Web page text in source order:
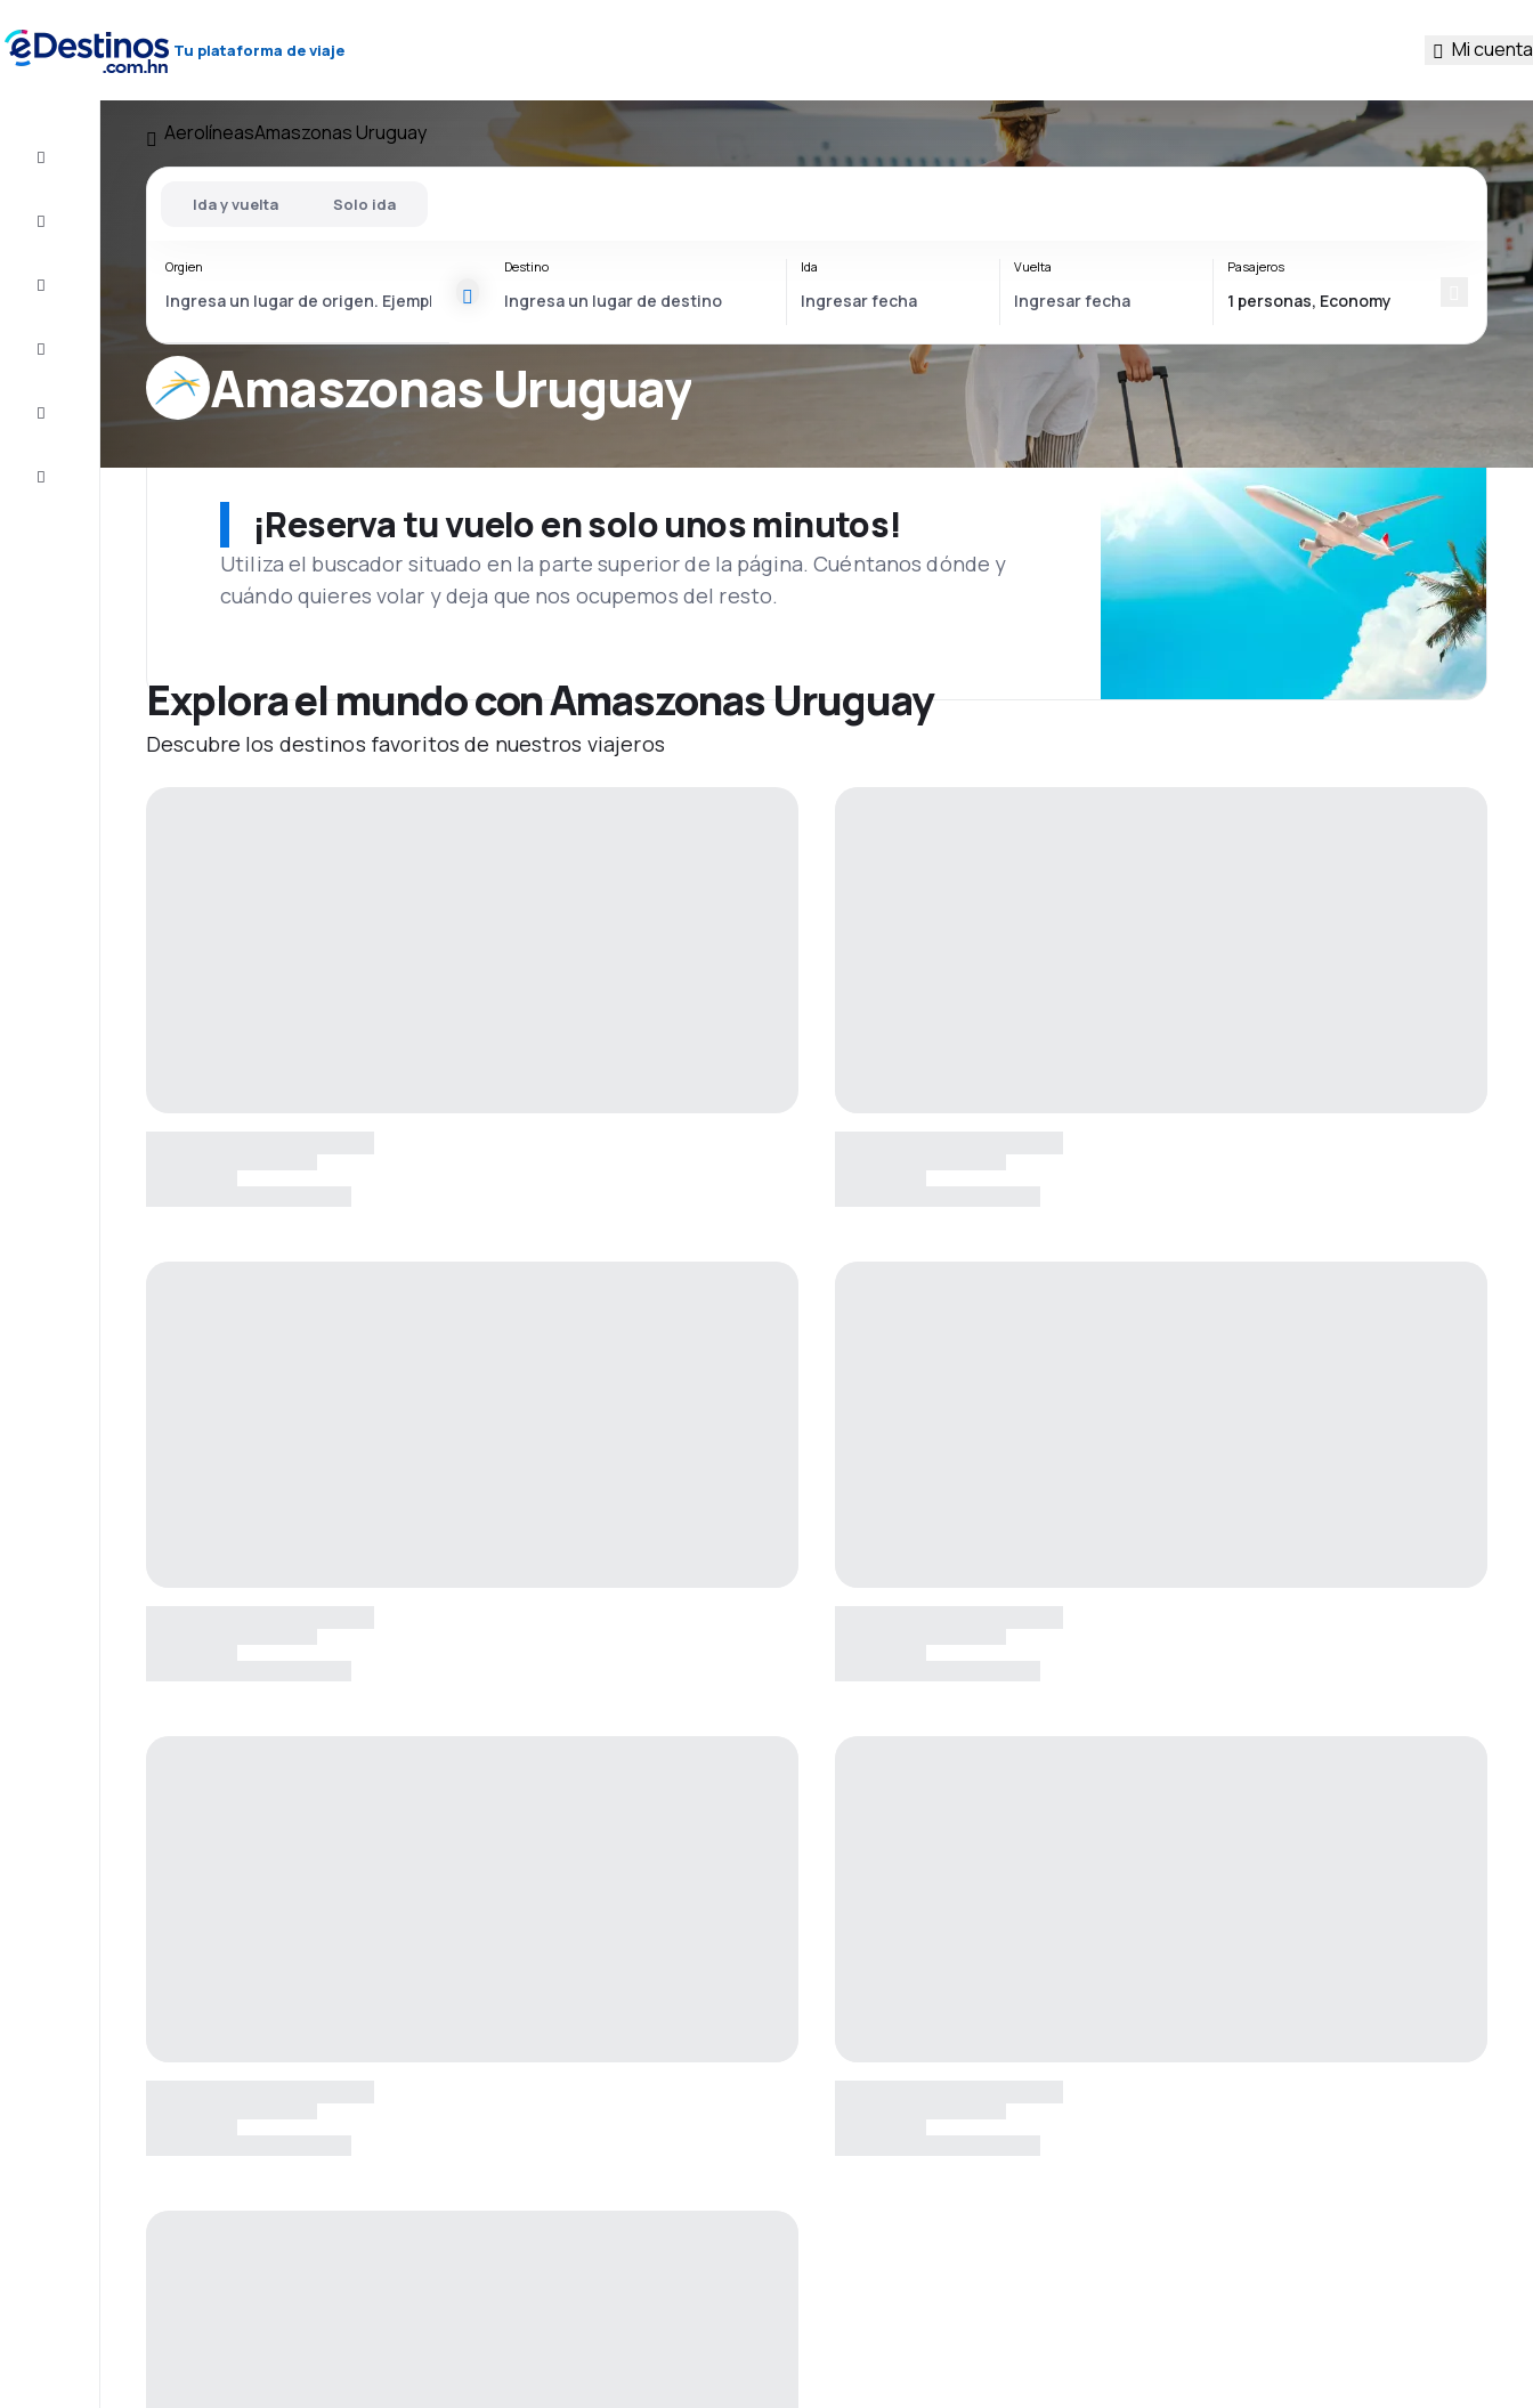
Tu plataforma de viaje Mi cuenta
Atención
AerolíneasAmaszonas Uruguay
Amaszonas Uruguay
Ida y vuelta Solo ida
Orgien Destino Ida Vuelta Pasajeros
¡Reserva tu vuelo en solo unos minutos!
Utiliza el buscador situado en la parte superior de la página. Cuéntanos dónde y
cuándo quieres volar y deja que nos ocupemos del resto.
Explora el mundo con Amaszonas Uruguay
Descubre los destinos favoritos de nuestros viajeros